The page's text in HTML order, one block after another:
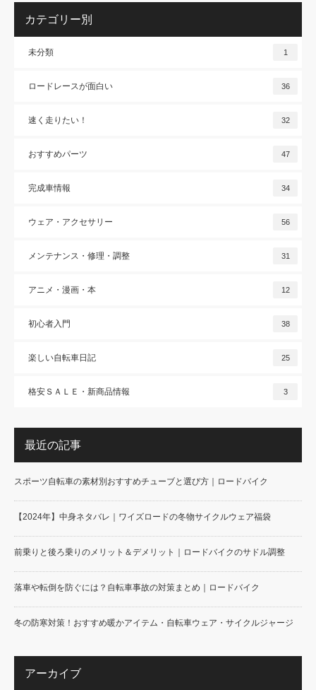
カテゴリー別
未分類 1
ロードレースが面白い 36
速く走りたい！ 32
おすすめパーツ 47
完成車情報 34
ウェア・アクセサリー 56
メンテナンス・修理・調整 31
アニメ・漫画・本 12
初心者入門 38
楽しい自転車日記 25
格安ＳＡＬＥ・新商品情報 3
最近の記事
スポーツ自転車の素材別おすすめチューブと選び方｜ロードバイク
【2024年】中身ネタバレ｜ワイズロードの冬物サイクルウェア福袋
前乗りと後ろ乗りのメリット＆デメリット｜ロードバイクのサドル調整
落車や転倒を防ぐには？自転車事故の対策まとめ｜ロードバイク
冬の防寒対策！おすすめ暖かアイテム・自転車ウェア・サイクルジャージ
アーカイブ